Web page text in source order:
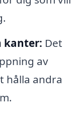
kanter: Det
av
hålla andra